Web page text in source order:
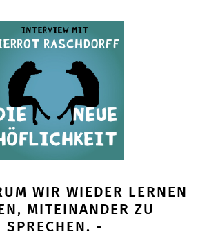
WIR WIEDER LERNEN
MITEINANDER ZU
SPRECHEN. -